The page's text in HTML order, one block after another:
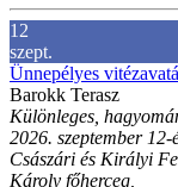
12
szept.
Ünnepélyes
Barokk Terasz
Különleges,
2026. szeptember
Császári és Királyi
Károly főherceg,